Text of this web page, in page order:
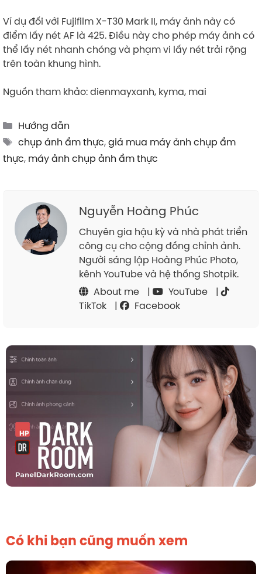
Ví dụ đối với Fujifilm X-T30 Mark II, máy ảnh này có
điểm lấy nét AF là 425. Điều này cho phép máy ảnh có
thể lấy nét nhanh chóng và phạm vi lấy nét trải rộng
trên toàn khung hình.
Nguồn tham khảo: dienmayxanh, kyma, mai
Categories
Hướng dẫn
Tags
chụp ảnh ẩm thực,giá mua máy ảnh chụp ẩm
thực, máy ảnh chụp ảnh ẩm thực
Nguyễn Hoàng Phúc
Chuyên gia hậu kỳ và nhà phát triển
công cụ cho cộng đồng chỉnh ảnh.
Người sáng lập Hoàng Phúc Photo,
kênh YouTube và hệ thống Shotpik.
About me
| YouTube
|
TikTok
| Facebook
Có khi bạn cũng muốn xem